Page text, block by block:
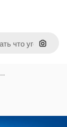
Поиск